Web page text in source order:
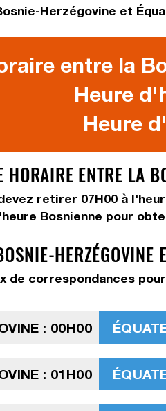
Herzégovine et
entre la
Heure
Heure
ENTRE LA
retirer 07H00 à
Bosnienne pour
HERZÉGOVINE
de correspondances
: 00H00
: 01H00